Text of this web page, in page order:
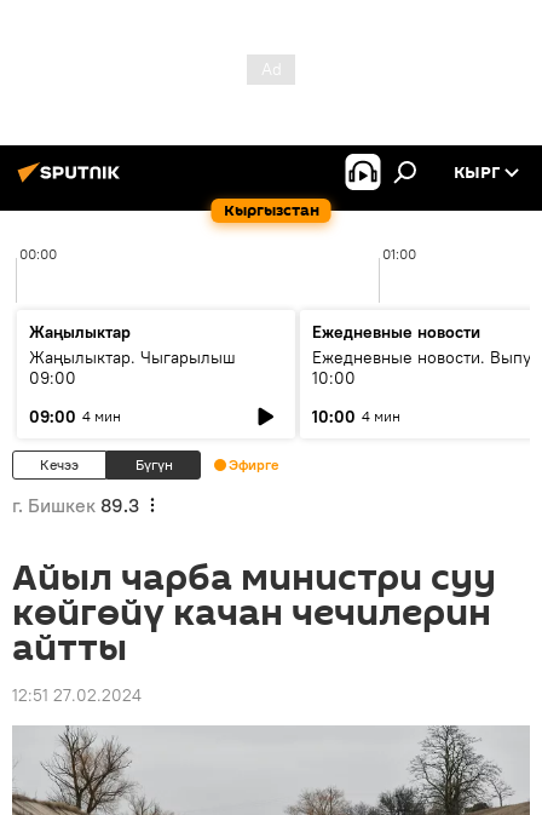
Кыргызстан
КЫРГ
00:00 01:00
Жаңылыктар
Жаңылыктар. Чыгарылыш
09:00
09:00 4 мин
Ежедневные новости
Ежедневные новости.
10:00
10:00 4 мин
Кечээ Бүгүн Эфирге
г. Бишкек 89.3
Айыл чарба министри суу
көйгөйү качан чечилерин
айтты
12:51 27.02.2024